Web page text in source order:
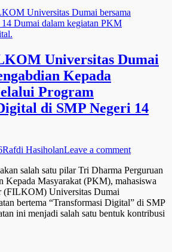
Universitas Dumai
Kepada
Program
di SMP Negeri 14
Author
Rafdi HasiholanLeave a comment
salah satu pilar Tri Dharma Perguruan
Kepada Masyarakat (PKM), mahasiswa
(FILKOM) Universitas Dumai
bertema “Transformasi Digital” di SMP
ini menjadi salah satu bentuk kontribusi